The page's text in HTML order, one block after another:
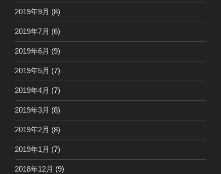
2019年9月 (8)
2019年7月 (6)
2019年6月 (9)
2019年5月 (7)
2019年4月 (7)
2019年3月 (8)
2019年2月 (8)
2019年1月 (7)
2018年12月 (9)